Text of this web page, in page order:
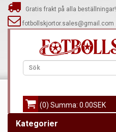
Gratis frakt på alla beställningar!
fotbollskjortor.sales@gmail.com
(0) Summa: 0.00SEK
Kategorier